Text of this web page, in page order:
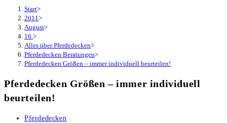
Start>
2011 >
August>
16. >
Alles über Pferdedecken>
Pferdedecken Beratungen>
Pferdedecken Größen – immer individuell beurteilen!
Pferdedecken Größen – immer individuell
beurteilen!
Beitrags-
Pferdedecken